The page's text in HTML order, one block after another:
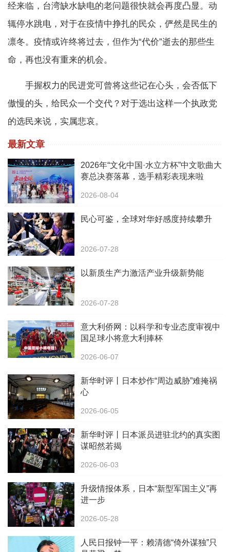
经来临，台湾缺水缺电的老问题很快就会再度凸显。动
辄停水跳电，对于在疫情中挣扎的民众，俨然是民生的
凛冬。疫情或许终将过去，但作为“代价”逝去的那些生
命，再也没有重来的机会。
手握权力的民进党可曾将这些记在心头，会否低下
傲慢的头，给民众一个交代？对于选出这样一个执政党
的选民来说，实属悲哀。
最新文章
2026年“文化中国·水立方杯”中文歌曲大
赛总决赛落幕，选手精彩表现来啦
2026-08-04
民心可鉴，全球对华好感度持续攀升
2026-07-28
以新质生产力激活产业升级新势能
2026-07-28
意大利侨网：以科学和专业态度审视中
国足球小将意大利捧杯
2026-06-07
新华时评丨日本炒作“周边威胁”难掩祸
心
2026-06-05
新华时评丨日本派员进驻北约的真实图
谋昭然若揭
2026-06-03
升级情报体系，日本“新型军国主义”再
进一步
2026-05-28
人民日报钟一平：赖清德“倚外谋独”只